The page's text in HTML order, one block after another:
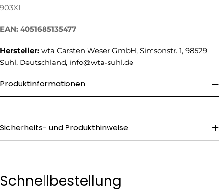
E-
Mail
Telefonnummer
Frage Senden
903XL
EAN: 4051685135477
Hersteller: wta Carsten Weser GmbH, Simsonstr. 1, 98529
Suhl, Deutschland, info@wta-suhl.de
Produktinformationen
Sicherheits- und Produkthinweise
Schnellbestellung